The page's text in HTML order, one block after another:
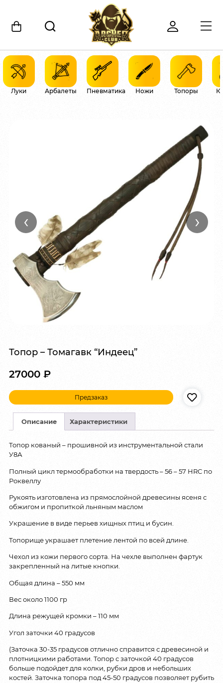
Луки Арбалеты Пневматика Ножи Топоры
‹ ›
Топор – Томагавк “Индеец”
27000 ₽
Предзаказ
Описание Характеристики
Топор кованый – прошивной из инструментальной стали
У8А
Полный цикл термообработки на твердость – 56 – 57 HRC по
Роквеллу
Рукоять изготовлена из прямослойной древесины ясеня с
обжигом и пропиткой льняным маслом
Украшение в виде перьев хищных птиц и бусин.
Топорище украшает плетение лентой по всей длине.
Чехол из кожи первого сорта. На чехле выполнен фартук
закрепленный на литые кнопки.
Общая длина – 550 мм
Вес около 1100 гр
Длина режущей кромки – 110 мм
Угол заточки 40 градусов
(Заточка 30-35 градусов отлично справится с древесиной и
плотницкими работами. Топор с заточкой 40 градусов
больше подойдет для колки, рубки дров и небольших
костей. Заточка топора под 45-50 градусов позволяет рубить